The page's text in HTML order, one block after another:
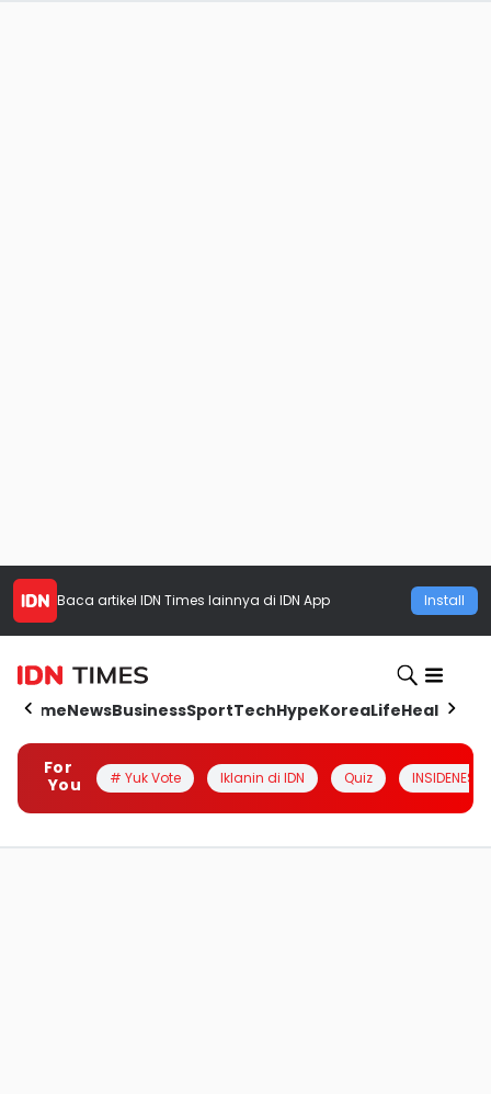
Baca artikel IDN Times lainnya di IDN App Install
HomeNewsBusinessSportTechHypeKoreaLifeHealth
For
You
# Yuk Vote Iklanin di IDN Quiz INSIDENESIA